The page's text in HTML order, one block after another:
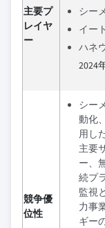
主要プ
レイヤ
ー
シー
イー
ハネ
2024
競争優
位性
シー
動化
用し
主要
ー、
続プ
監視
力事
ギー